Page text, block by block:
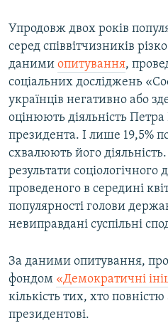
Упродовж двох років
серед співвітчизників
даними опитування,
соціальних досліджень
українців негативно або
оцінюють діяльність
президента. І лише 19,5%
схвалюють його
результати соціологічного
проведеного в середині
популярності голови
невиправдані суспільні
За даними опитування,
фондом «Демократичні
кількість тих, хто
президентові.